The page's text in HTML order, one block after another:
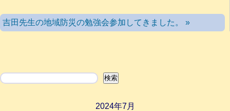
吉田先生の地域防災の勉強会参加してきました。 »
検索 検索
2024年7月